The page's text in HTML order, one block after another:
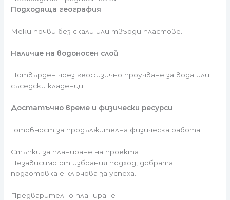
Подходяща география
Меки почви без скали или твърди пластове.
Наличие на водоносен слой
Потвърден чрез геофизично проучване за вода или
съседски кладенци.
Достатъчно време и физически ресурси
Готовност за продължителна физическа работа.
Стъпки за планиране на проекта
Независимо от избрания подход, добрата
подготовка е ключова за успеха.
Предварително планиране